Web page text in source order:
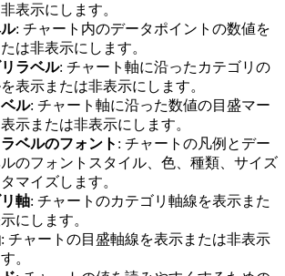
表示にします。
: チャート内のデータポイントの数値を
は非表示にします。
ラベル: チャート軸に沿ったカテゴリの
表示または非表示にします。
ル: チャート軸に沿った数値の目盛マー
示または非表示にします。
ベルのフォント : チャートの凡例とデー
のフォントスタイル、色、種類、サイズ
マイズします。
軸: チャートのカテゴリ軸線を表示また
にします。
: チャートの目盛軸線を表示または非表示
。